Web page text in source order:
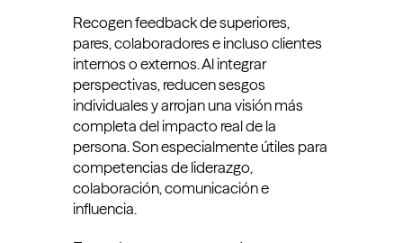
Recogen feedback de superiores,
pares, colaboradores e incluso clientes
internos o externos. Al integrar
perspectivas, reducen sesgos
individuales y arrojan una visión más
completa del impacto real de la
persona. Son especialmente útiles para
competencias de liderazgo,
colaboración, comunicación e
influencia.